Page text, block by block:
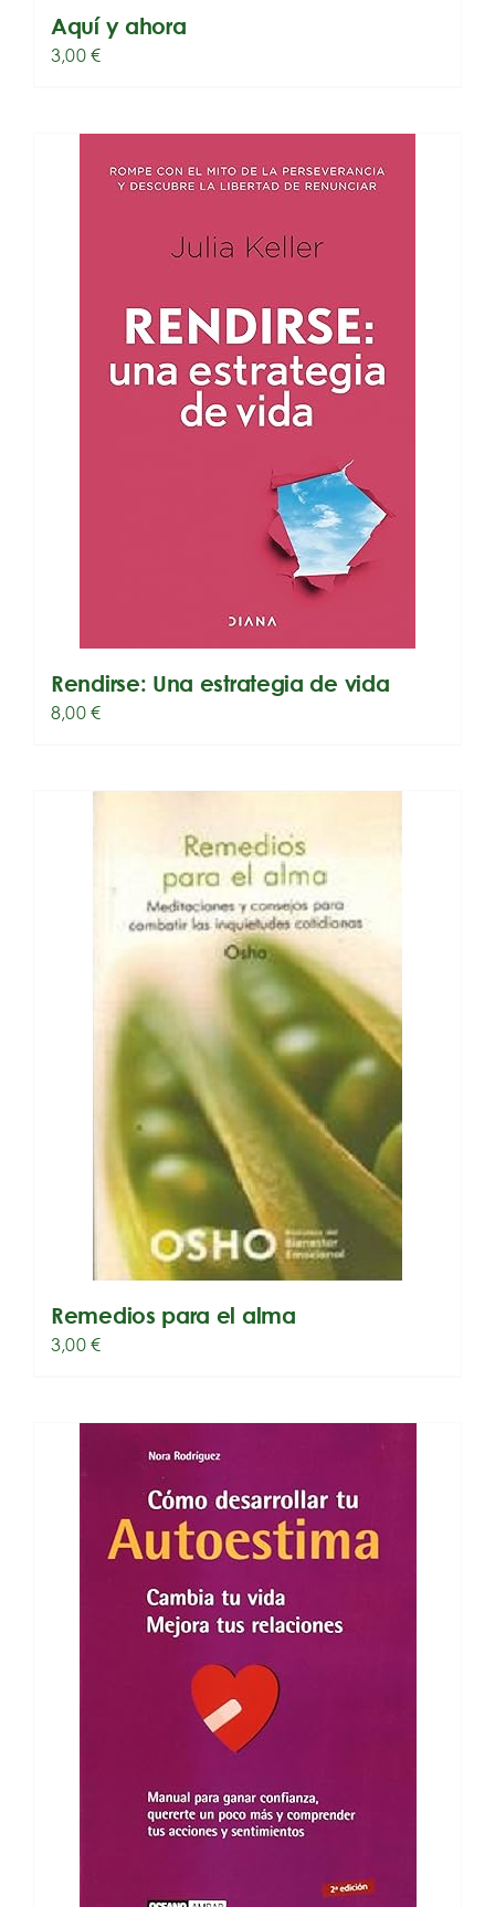
Aquí y ahora
3,00€
Rendirse: Una estrategia de vida
8,00€
Remedios para el alma
3,00€